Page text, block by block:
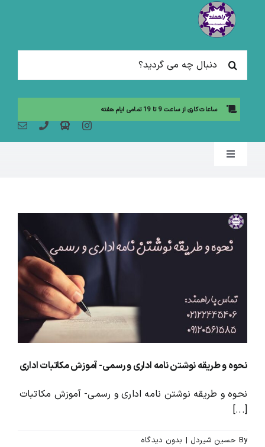
جستجو
برای:
ساعات کاری از ساعت 9 تا 19 تمامی ایام هفته
Toggle
آموزش حضوری (لیست دوره ها)
محصولات و بسته های آموزشیVIP
درباره ما و تماس با ما
نحوه و طریقه نوشتن نامه اداری و رسمی- آموزش مکاتبات اداری
نحوه و طریقه نوشتن نامه اداری و رسمی- آموزش مکاتبات
[...]
By حسین شیردل | بدون ديدگاه